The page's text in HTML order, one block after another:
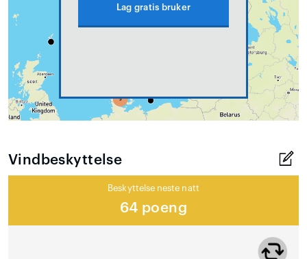
Lag gratis bruker
Vindbeskyttelse
Beskyttelse neste natt
64 poeng